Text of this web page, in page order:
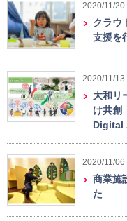
2020/11/20
クラウ
支援を
2020/11/13
大和リ
け共創
Digital
2020/11/06
商業施
た